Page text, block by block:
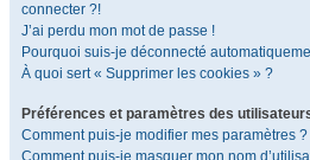
connecter ?!
J’ai perdu mon mot de passe !
Pourquoi suis-je déconnecté
À quoi sert « Supprimer les cookies » ?
Préférences et paramètres des
Comment puis-je modifier mes paramètres ?
Comment puis-je masquer mon nom